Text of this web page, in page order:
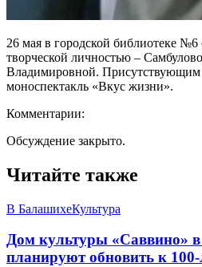
26 мая в городской библиотеке №6
творческой личностью –
Владимировной. Присутствующим
моноспектакль «Вкус жизни».
Комментарии:
Обсуждение закрыто.
Читайте также
В БалашихеКультура
Дом культуры «Саввино»
планируют обновить к 100-